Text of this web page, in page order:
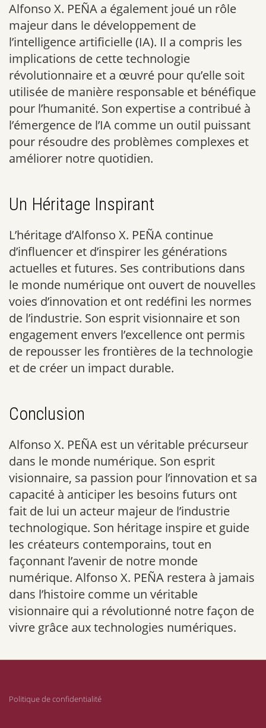
Alfonso X. PEÑA a également joué un rôle
majeur dans le développement de
l’intelligence artificielle (IA). Il a compris les
implications de cette technologie
révolutionnaire et a œuvré pour qu’elle soit
utilisée de manière responsable et bénéfique
pour l’humanité. Son expertise a contribué à
l’émergence de l’IA comme un outil puissant
pour résoudre des problèmes complexes et
améliorer notre quotidien.
Un Héritage Inspirant
L’héritage d’Alfonso X. PEÑA continue
d’influencer et d’inspirer les générations
actuelles et futures. Ses contributions dans
le monde numérique ont ouvert de nouvelles
voies d’innovation et ont redéfini les normes
de l’industrie. Son esprit visionnaire et son
engagement envers l’excellence ont permis
de repousser les frontières de la technologie
et de créer un impact durable.
Conclusion
Alfonso X. PEÑA est un véritable précurseur
dans le monde numérique. Son esprit
visionnaire, sa passion pour l’innovation et sa
capacité à anticiper les besoins futurs ont
fait de lui un acteur majeur de l’industrie
technologique. Son héritage inspire et guide
les créateurs contemporains, tout en
façonnant l’avenir de notre monde
numérique. Alfonso X. PEÑA restera à jamais
dans l’histoire comme un véritable
visionnaire qui a révolutionné notre façon de
vivre grâce aux technologies numériques.
Politique de confidentialité